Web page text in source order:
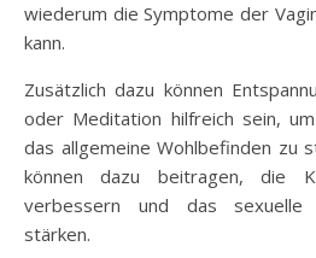
wiederum die Symptome der
kann.
Zusätzlich dazu können
oder Meditation hilfreich sein,
das allgemeine Wohlbefinden zu
können dazu beitragen, die
verbessern und das sexuelle
stärken.